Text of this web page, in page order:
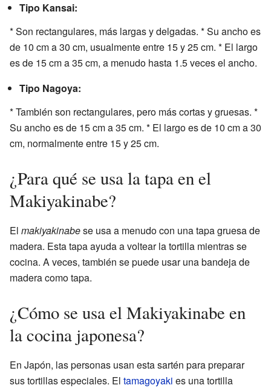
Tipo Kansai:
* Son rectangulares, más largas y delgadas. * Su ancho es
de 10 cm a 30 cm, usualmente entre 15 y 25 cm. * El largo
es de 15 cm a 35 cm, a menudo hasta 1.5 veces el ancho.
Tipo Nagoya:
* También son rectangulares, pero más cortas y gruesas. *
Su ancho es de 15 cm a 35 cm. * El largo es de 10 cm a 30
cm, normalmente entre 15 y 25 cm.
¿Para qué se usa la tapa en el
Makiyakinabe?
El makiyakinabese usa a menudo con una tapa gruesa de
madera. Esta tapa ayuda a voltear la tortilla mientras se
cocina. A veces, también se puede usar una bandeja de
madera como tapa.
¿Cómo se usa el Makiyakinabe en
la cocina japonesa?
En Japón, las personas usan esta sartén para preparar
sus tortillas especiales. El tamagoyaki es una tortilla